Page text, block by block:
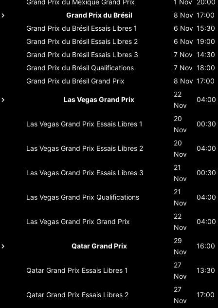
Grand Prix du Brésil
8 Nov 17:00
Grand Prix du Brésil Essais Libres 1 6 Nov 15:30
Grand Prix du Brésil Essais Libres 2 6 Nov 19:00
Grand Prix du Brésil Essais Libres 3 7 Nov 14:30
Grand Prix du Brésil Qualifications 7 Nov 18:00
Grand Prix du Brésil Grand Prix 8 Nov 17:00
Las Vegas Grand Prix
22
Nov
04:00
Las Vegas Grand Prix Essais Libres 1
20
Nov
00:30
Las Vegas Grand Prix Essais Libres 2
20
Nov
04:00
Las Vegas Grand Prix Essais Libres 3
21
Nov
00:30
Las Vegas Grand Prix Qualifications
21
Nov
04:00
Las Vegas Grand Prix Grand Prix
22
Nov
04:00
Qatar Grand Prix
29
Nov
16:00
Qatar Grand Prix Essais Libres 1
27
Nov
13:30
Qatar Grand Prix Essais Libres 2
27
Nov
17:00